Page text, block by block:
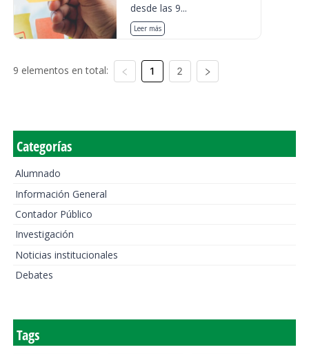
desde las 9...
Leer más
9 elementos en total: 1 2
Categorías
Alumnado
Información General
Contador Público
Investigación
Noticias institucionales
Debates
Tags